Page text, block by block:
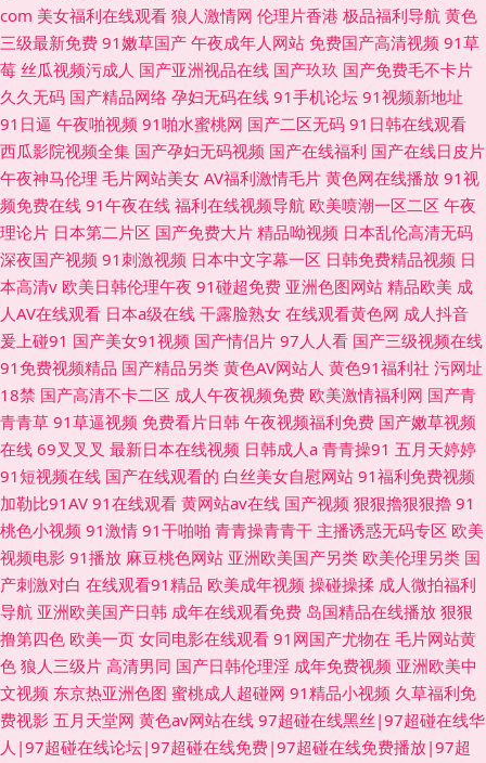
com 美女福利在线观看 狼人激情网 伦理片香港 极品福利导航 黄色
三级最新免费 91嫩草国产 午夜成年人网站 免费国产高清视频 91草
莓 丝瓜视频污成人 国产亚洲视品在线 国产玖玖 国产免费毛不卡片
久久无码 国产精品网络 孕妇无码在线 91手机论坛 91视频新地址
91日逼 午夜啪视频 91啪水蜜桃网 国产二区无码 91日韩在线观看
西瓜影院视频全集 国产孕妇无码视频 国产在线福利 国产在线日皮片
午夜神马伦理 毛片网站美女 AV福利激情毛片 黄色网在线播放 91视
频免费在线 91午夜在线 福利在线视频导航 欧美喷潮一区二区 午夜
理论片 日本第二片区 国产免费大片 精品呦视频 日本乱伦高清无码
深夜国产视频 91刺激视频 日本中文字幕一区 日韩免费精品视频 日
本高清v 欧美日韩伦理午夜 91碰超免费 亚洲色图网站 精品欧美 成
人AV在线观看 日本a级在线 干露脸熟女 在线观看黄色网 成人抖音
爰上碰91 国产美女91视频 国产情侣片 97人人看 国产三级视频在线
91免费视频精品 国产精品另类 黄色AV网站人 黄色91福利社 污网址
18禁 国产高清不卡二区 成人午夜视频免费 欧美激情福利网 国产青
青青草 91草逼视频 免费看片日韩 午夜视频福利免费 国产嫩草视频
在线 69叉叉叉 最新日本在线视频 日韩成人a 青青操91 五月天婷婷
91短视频在线 国产在线观看的 白丝美女自慰网站 91福利免费视频
加勒比91AV 91在线观看 黄网站av在线 国产视频 狠狠擼狠狠擼 91
桃色小视频 91激情 91干啪啪 青青操青青干 主播诱惑无码专区 欧美
视频电影 91播放 麻豆桃色网站 亚洲欧美国产另类 欧美伦理另类 国
产刺激对白 在线观看91精品 欧美成年视频 操碰操揉 成人微拍福利
导航 亚洲欧美国产日韩 成年在线观看免费 岛国精品在线播放 狠狠
撸第四色 欧美一页 女同电影在线观看 91网国产尤物在 毛片网站黄
色 狼人三级片 高清男同 国产日韩伦理淫 成年免费视频 亚洲欧美中
文视频 东京热亚洲色图 蜜桃成人超碰网 91精品小视频 久草福利免
费视影 五月天堂网 黄色av网站在线 97超碰在线黑丝|97超碰在线华
人|97超碰在线论坛|97超碰在线免费|97超碰在线免费播放|97超